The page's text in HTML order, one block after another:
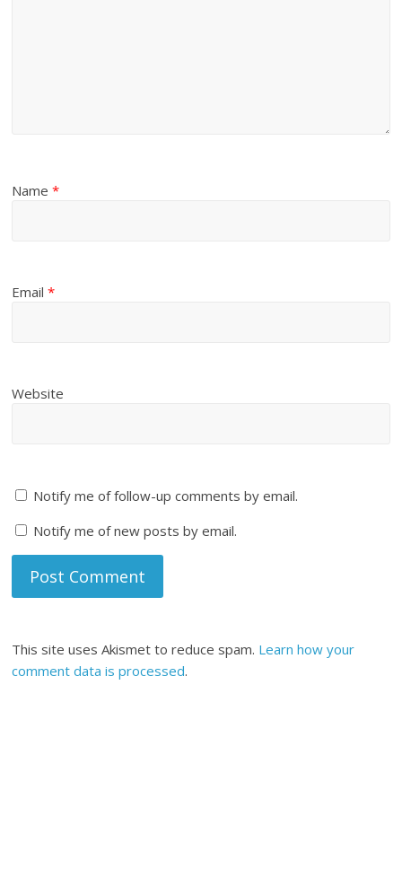
Name*
Email*
Website
Notify me of follow-up comments by email.
Notify me of new posts by email.
This site uses Akismet to reduce spam. Learn how your
comment data is processed.